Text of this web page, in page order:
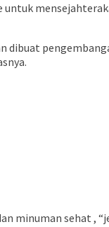
minuman sehat ,